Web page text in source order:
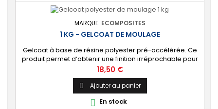
MARQUE: ECOMPOSITES
1 KG - GELCOAT DE MOULAGE
Gelcoat à base de résine polyester pré-accélérée. Ce
produit permet d’obtenir une finition irréprochable pour
tout projet de fabrication de pièces composites en
moule : élément de carrosserie ou d’un bateau,
panneau plat, mobilier, objet d’art, etc. Couleur au choix.
🔝 [Finition de qualité] Fournit un revêtement à l’aspect
de surface parfaitement lisse,...
Prix
18,50 €
 Ajouter au panier
 En stock